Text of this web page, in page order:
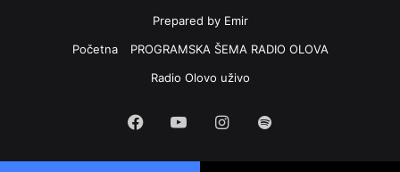
Prepared by Emir
Početna
PROGRAMSKA ŠEMA RADIO OLOVA
Radio Olovo uživo
Facebook
YouTubeInstagram
Spotify